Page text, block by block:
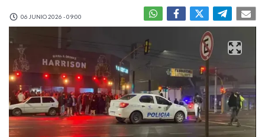
06 JUNIO 2026 - 09:00